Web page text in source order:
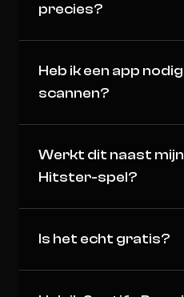
precies?
Heb ik een app
scannen?
Werkt dit naast
Hitster-spel?
Is het echt gratis?